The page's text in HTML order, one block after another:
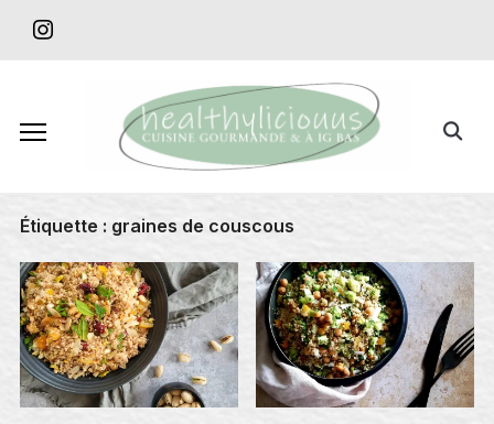
instagram
Search
Étiquette : graines de couscous